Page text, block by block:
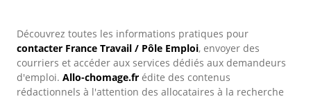
Découvrez toutes les informations pratiques pour
contacter France Travail / Pôle Emploi, envoyer des
courriers et accéder aux services dédiés aux demandeurs
d'emploi. Allo-chomage.fr édite des contenus
rédactionnels à l'attention des allocataires à la recherche